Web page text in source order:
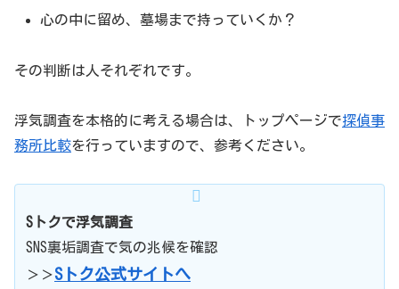
心の中に留め、墓場まで持っていくか？
その判断は人それぞれです。
浮気調査を本格的に考える場合は、トップページで探偵事
務所比較を行っていますので、参考ください。
Sトクで浮気調査
SNS裏垢調査で気の兆候を確認
＞＞Sトク公式サイトへ